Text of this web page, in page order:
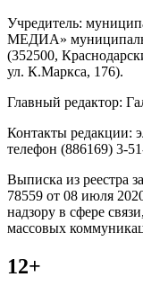
Учредитель:
МЕДИА»
(352500,
ул. К.Маркса, 176).
Главный редактор:
Контакты редакции:
телефон (886169) 3-
Выписка из
78559 от 08 июля
надзору в сфере
массовых
12+